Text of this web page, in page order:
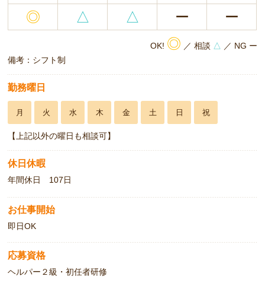
◎ △ △ ー ー
OK! ◎ ／ 相談 △ ／ NG ー
備考：シフト制
勤務曜日
月 火 水 木 金 土 日 祝
【上記以外の曜日も相談可】
休日休暇
年間休日 107日
お仕事開始
即日OK
応募資格
ヘルパー２級・初任者研修